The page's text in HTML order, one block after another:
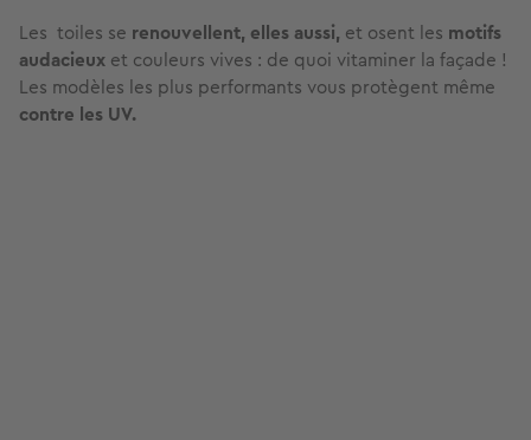
Les toiles se renouvellent, elles aussi, et osent les motifs
audacieux et couleurs vives : de quoi vitaminer la façade !
Les modèles les plus performants vous protègent même
contre les UV.